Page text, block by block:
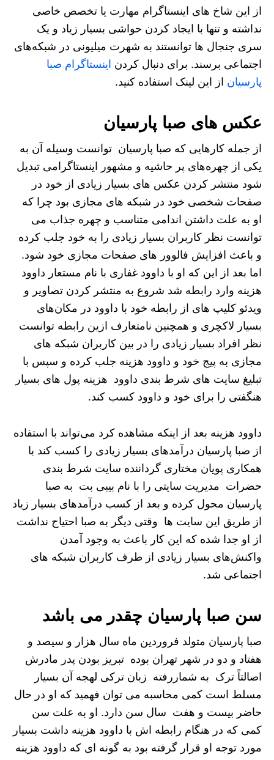
از این شاخ های اینستاگرام مهارت یا تخصص خاصی
نداشته و تنها با ایجاد کردن حواشی بسیار زیاد و یک
سری جنجال ها توانستند به شهرت میلیونی در شبکه‌های
اجتماعی برسند. برای دنبال کردن اینستاگرام صبا
پارسیان از این لینک استفاده کنید.
عکس های صبا پارسیان
از جمله کارهایی که صبا پارسیان توانست وسیله آن به
یکی از چهره‌های پر حاشیه و مشهور اینستاگرامی تبدیل
شود منتشر کردن عکس های بسیار زیادی از خود در
صفحات شخصی خود در شبکه های مجازی بود چرا که
او به علت داشتن اندامی متناسب و چهره جذاب می
توانست نظر کاربران بسیار زیادی را به خود جلب کرده
و باعث افزایش فالوور های صفحات مجازی خود شود.
اما بعد از این که او با داوود غفاری با نام مستعار داوود
هزینه وارد رابطه شد شروع به منتشر کردن تصاویر و
ویدئو کلیپ های از رابطه خود با داوود در مکان‌های
بسیار لاکچری و همچنین نامتعارف ازین رابطه توانست
نظر افراد بسیار زیادی را در بین کاربران شبکه های
مجازی به پیج خود و داوود هزینه جلب کرده و سپس با
تبلیغ سایت های شرط بندی داوود هزینه پول های بسیار
هنگفتی را برای خود و داوود کسب کند.
داوود هزینه بعد از اینکه مشاهده کرد می‌تواند با استفاده
از صبا پارسیان درآمدهای بسیار زیادی را کسب کند با
همکاری پویان مختاری گرداننده سایت شرط بندی
حضرات مدیریت سایتی را با نام بیبی بت به صبا
پارسیان محول کرده و بعد از کسب درآمدهای بسیار زیاد
از طریق این سایت ها وقتی دیگر به صبا احتیاج نداشت
از او جدا شده که این کار باعث به وجود آمدن
واکنش‌های بسیار زیادی از طرف کاربران شبکه های
اجتماعی شد.
سن صبا پارسیان چقدر می باشد
صبا پارسیان متولد فروردین ماه سال هزار و سیصد و
هفتاد و دو در شهر تهران بوده تبریز بودن پدر مادرش
اصالتاً ترک به شماررفته زبان ترکی لهجه آن بسیار
مسلط است کمی محاسبه می توان فهمید که او در حال
حاضر بیست و هفت سال سن دارد. او به علت سن
کمی که در هنگام رابطه اش با داوود هزینه داشت بسیار
مورد توجه او قرار گرفته بود به گونه ای که داوود هزینه